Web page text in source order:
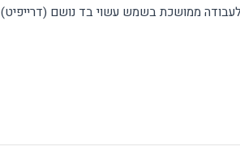
לעבודה ממושכת בשמש עשוי בד נושם (דרייפיט)